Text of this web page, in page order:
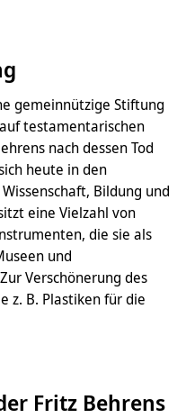
gemeinnützige Stiftung
testamentarischen
nach dessen Tod
heute in den
Bildung und
eine Vielzahl von
die sie als
und
Verschönerung des
z. B. Plastiken für die
Fritz Behrens